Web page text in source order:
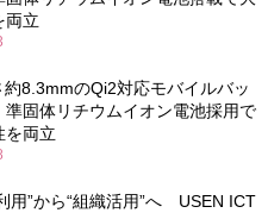
両立
8.3mmのQi2対応モバイルバッ
固体リチウムイオン電池採用で
を両立
用”から“組織活用”へ USEN ICT